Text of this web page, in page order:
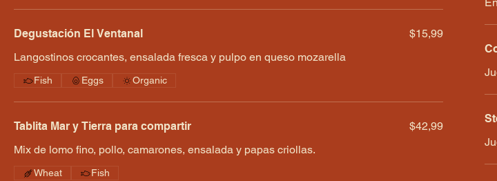
Degustación El Ventanal
Langostinos crocantes, ensalada fresca y pulpo en queso mozarella
$15,99
Fish Eggs Organic
Tablita Mar y Tierra para compartir
Mix de lomo fino, pollo, camarones, ensalada y papas criollas.
$42,99
Wheat Fish